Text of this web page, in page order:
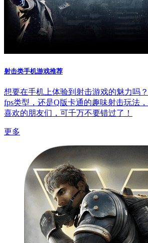
射击类手机游戏推荐
想要在手机上体验到射击游戏的魅力吗
fps类型，还是Q版卡通的趣味射击玩法
喜欢的朋友们，可千万不要错过了！
更多